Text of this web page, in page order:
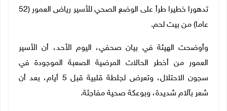
تدهورا خطيرا طرأ على الوضع الصحي للأسير رياض العمور (52
عاما) من بيت لحم.
وأوضحت الهيئة في بيان صحفي، اليوم الأحد، أن الأسير
العمور من أخطر الحالات المرضية الصعبة الموجودة في
سجون الاحتلال، وتعرض لجلطة قلبية قبل 5 أيام، بعد أن
شعر بآلام شديدة، وبوعكة صحية مفاجئة.